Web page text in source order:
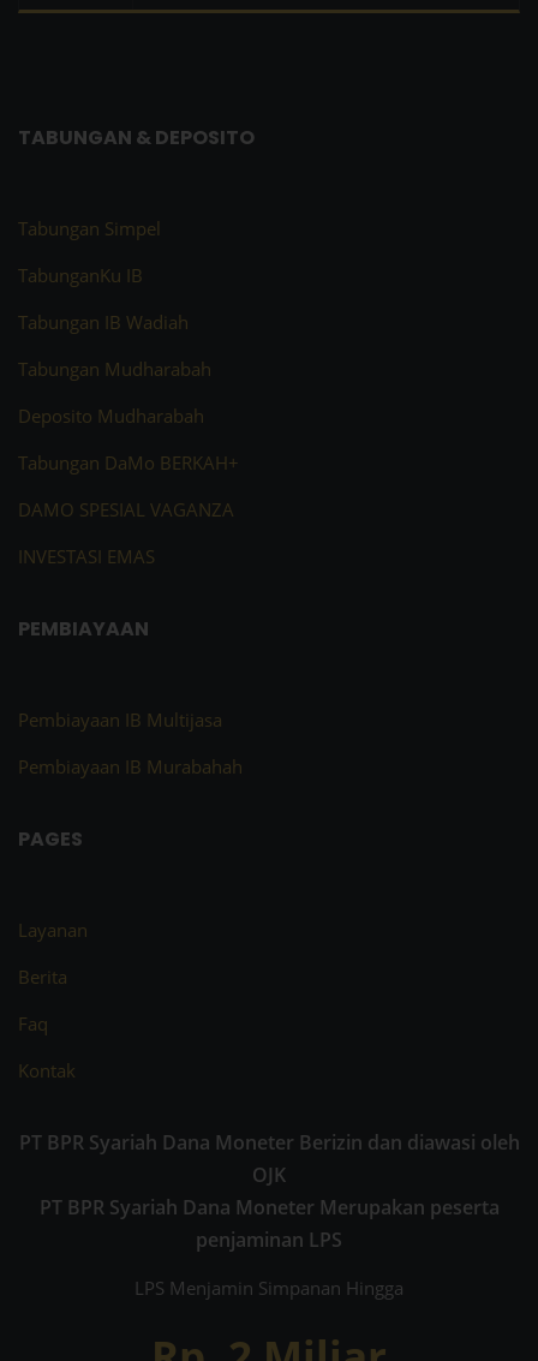
TABUNGAN & DEPOSITO
Tabungan Simpel
TabunganKu IB
Tabungan IB Wadiah
Tabungan Mudharabah
Deposito Mudharabah
Tabungan DaMo BERKAH+
DAMO SPESIAL VAGANZA
INVESTASI EMAS
PEMBIAYAAN
Pembiayaan IB Multijasa
Pembiayaan IB Murabahah
PAGES
Layanan
Berita
Faq
Kontak
PT BPR Syariah Dana Moneter Berizin dan diawasi oleh
OJK
PT BPR Syariah Dana Moneter Merupakan peserta
penjaminan LPS
LPS Menjamin Simpanan Hingga